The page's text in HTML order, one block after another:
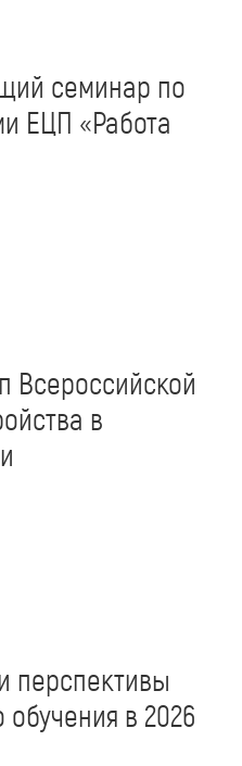
семинар по
ЕЦП «Работа
Всероссийской
в
перспективы
обучения в 2026